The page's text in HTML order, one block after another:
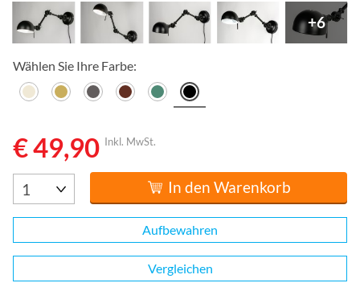
+6
Wählen Sie Ihre Farbe:
€ 49,90 Inkl. MwSt.
In den Warenkorb
Aufbewahren
Vergleichen